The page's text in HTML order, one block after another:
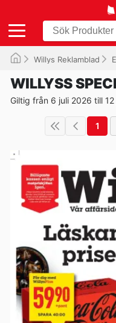
Willys Reklamblad
WILLYSS
Giltig från 6 juli 2026 till
1